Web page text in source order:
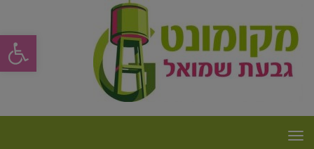
פתח
תפריט